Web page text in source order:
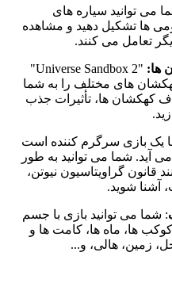
توانید سیاره های
ها تشکیل دهید و مشاهده
تعامل می کنند.
"Universe Sandbox 2"
های مختلف را به شما
ها، تأثیرات جذب
یک بازی سرگرم کننده است
شما می توانید به طور
گراویتاسیون نیوتن،
شوید.
می توانید بازی با جسم
ها، ماه ها، کامت ها و
هالی، و...